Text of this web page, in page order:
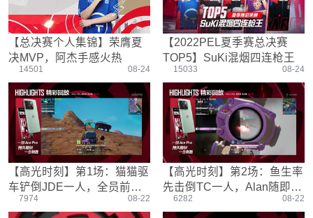
落地选择
盒平老中医
防弹铁头团
【总决赛个人集锦】荣膺夏
决MVP，阿杰手感火热
14501 08-24
【2022PEL夏季赛总决赛
TOP5】SuKi混烟四连枪王
15033 08-24
【高光时刻】第1场：猫猫驱
车铲倒JDE一人，全员前压
将其团灭
7974 08-22
【高光时刻】第2场：鱼生率
先击倒TC一人，Alan随即完
成反击
6282 08-22